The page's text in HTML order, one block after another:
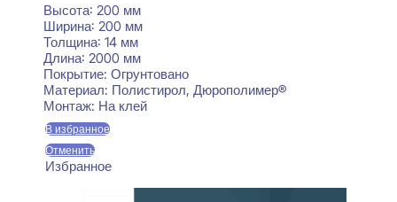
Высота: 200 мм
Ширина: 200 мм
Толщина: 14 мм
Длина: 2000 мм
Покрытие: Огрунтовано
Материал: Полистирол, Дюрополимер®
Монтаж: На клей
В избранное
Отменить
Избранное